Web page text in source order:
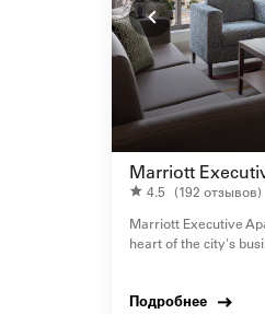
Marriott
4.5
(192 отзывов)
Marriott Executive
heart of the city's
Подробнее